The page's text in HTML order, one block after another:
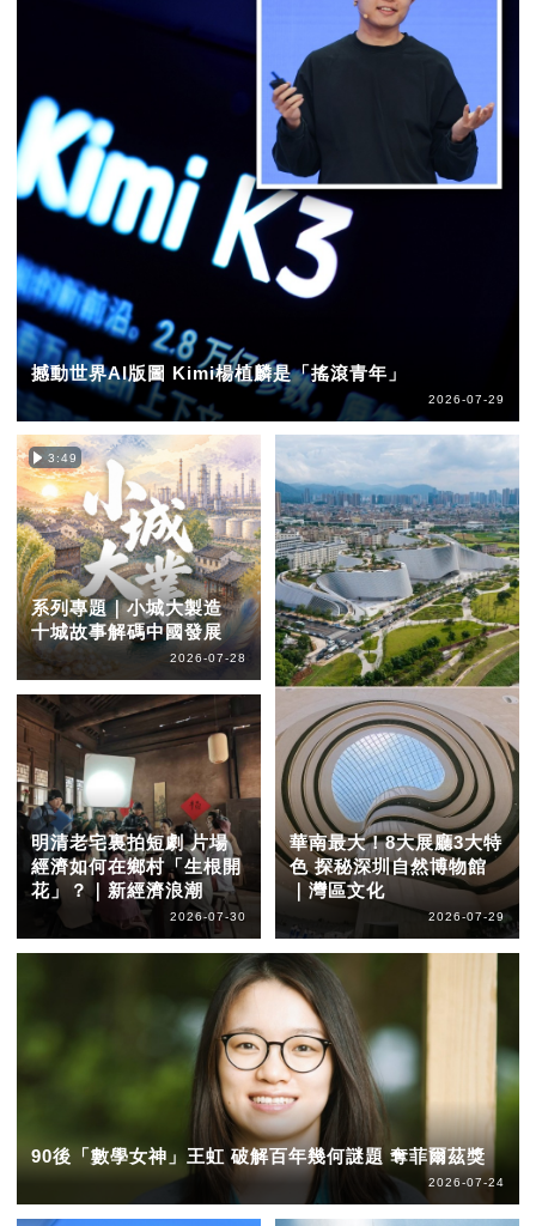
撼動世界AI版圖 Kimi楊植麟是「搖滾青年」
2026-07-29
3:49
系列專題｜小城大製造
十城故事解碼中國發展
2026-07-28
明清老宅裏拍短劇 片場
經濟如何在鄉村「生根開
花」？｜新經濟浪潮
2026-07-30
華南最大！8大展廳3大特
色 探秘深圳自然博物館
｜灣區文化
2026-07-29
90後「數學女神」王虹 破解百年幾何謎題 奪菲爾茲獎
2026-07-24